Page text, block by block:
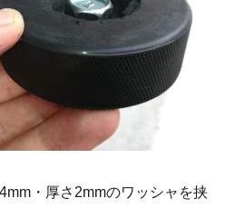
・厚さ2mmのワッシャを挟